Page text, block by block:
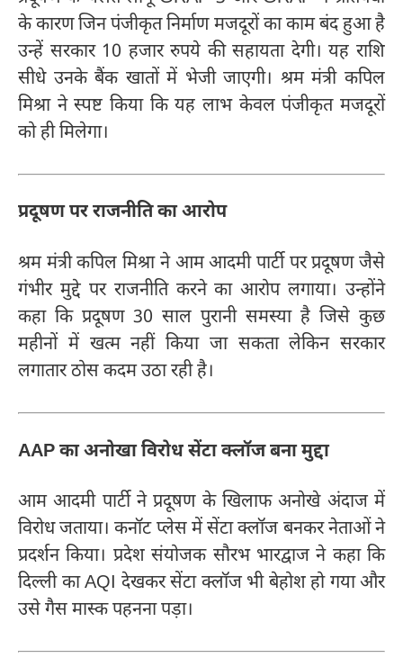
के कारण जिन पंजीकृत निर्माण मजदूरों का काम बंद हुआ है
उन्हें सरकार 10 हजार रुपये की सहायता देगी। यह राशि
सीधे उनके बैंक खातों में भेजी जाएगी। श्रम मंत्री कपिल
मिश्रा ने स्पष्ट किया कि यह लाभ केवल पंजीकृत मजदूरों
को ही मिलेगा।
प्रदूषण पर राजनीति का आरोप
श्रम मंत्री कपिल मिश्रा ने आम आदमी पार्टी पर प्रदूषण जैसे
गंभीर मुद्दे पर राजनीति करने का आरोप लगाया। उन्होंने
कहा कि प्रदूषण 30 साल पुरानी समस्या है जिसे कुछ
महीनों में खत्म नहीं किया जा सकता लेकिन सरकार
लगातार ठोस कदम उठा रही है।
AAP का अनोखा विरोध सेंटा क्लॉज बना मुद्दा
आम आदमी पार्टी ने प्रदूषण के खिलाफ अनोखे अंदाज में
विरोध जताया। कनॉट प्लेस में सेंटा क्लॉज बनकर नेताओं ने
प्रदर्शन किया। प्रदेश संयोजक सौरभ भारद्वाज ने कहा कि
दिल्ली का AQI देखकर सेंटा क्लॉज भी बेहोश हो गया और
उसे गैस मास्क पहनना पड़ा।